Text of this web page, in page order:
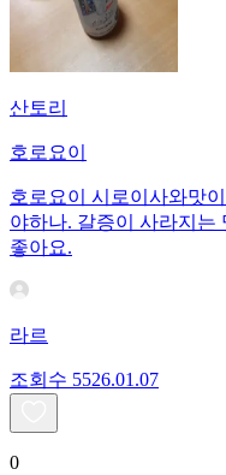
산토리
호로요이
호로요이 시로이사와맛
야하나. 갈증이 사라지는
좋아요.
라르
조회수 5526.01.07
0